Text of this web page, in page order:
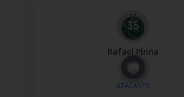
Rafael Pinna
Nº
35
ATACANTE